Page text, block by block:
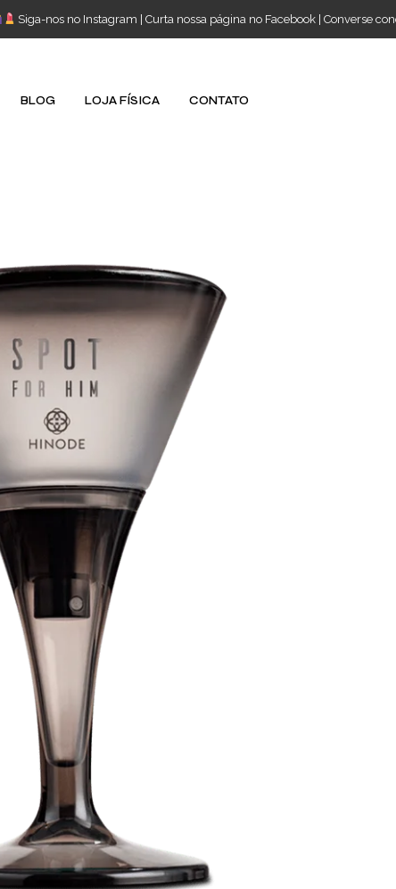
Siga-nos no Instagram |Curta nossa página no Facebook |Converse
BLOG LOJA FÍSICA CONTATO